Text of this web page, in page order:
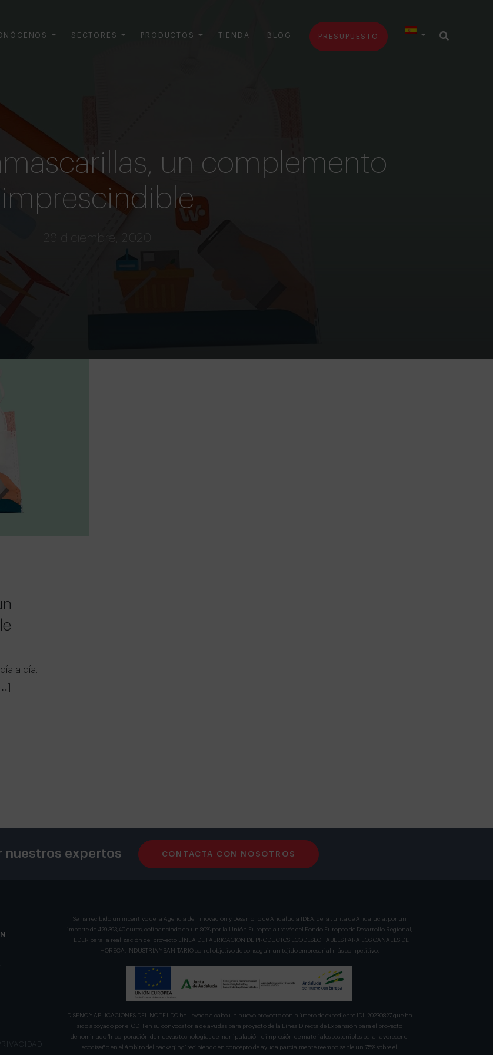
SECTORES PRODUCTOS TIENDA BLOG PRESUPUESTO
un complemento
imprescindible
28 diciembre, 2020
a día.
nuestros expertos CONTACTA CON NOSOTROS
Se ha recibido un incentivo de la Agencia de Innovación y Desarrollo de Andalucía IDEA, de la Junta de Andalucía, por un
importe de 429.393,40 euros, cofinanciado en un 80% por la Unión Europea a través del Fondo Europeo de Desarrollo Regional,
FEDER para la realización del proyecto LÍNEA DE FABRICACION DE PRODUCTOS ECODESECHABLES PARA LOS CANALES DE
HORECA, INDUSTRIA Y SANITARIO con el objetivo de conseguir un tejido empresarial más competitivo.
DISEÑO Y APLICACIONES DEL NO TEJIDO ha llevado a cabo un nuevo proyecto con número de expediente IDI- 20230827 que ha
sido apoyado por el CDTI en su convocatoria de ayudas para proyecto de la Línea Directa de Expansión para el proyecto
denominado "Incorporación de nuevas tecnologías de manipulación e impresión de materiales sostenibles para favorecer el
ecodiseño en el ámbito del packaging" recibiendo en concepto de ayuda parcialmente reembolsable un 75% sobre el